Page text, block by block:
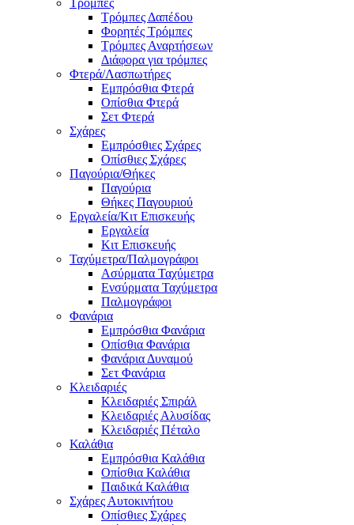
Τρόμπες
Τρόμπες Δαπέδου
Φορητές Τρόμπες
Τρόμπες Αναρτήσεων
Διάφορα για τρόμπες
Φτερά/Λασπωτήρες
Εμπρόσθια Φτερά
Οπίσθια Φτερά
Σετ Φτερά
Σχάρες
Εμπρόσθιες Σχάρες
Οπίσθιες Σχάρες
Παγούρια/Θήκες
Παγούρια
Θήκες Παγουριού
Εργαλεία/Κιτ Επισκευής
Εργαλεία
Κιτ Επισκευής
Ταχύμετρα/Παλμογράφοι
Ασύρματα Ταχύμετρα
Ενσύρματα Ταχύμετρα
Παλμογράφοι
Φανάρια
Εμπρόσθια Φανάρια
Οπίσθια Φανάρια
Φανάρια Δυναμού
Σετ Φανάρια
Κλειδαριές
Κλειδαριές Σπιράλ
Κλειδαριές Αλυσίδας
Κλειδαριές Πέταλο
Καλάθια
Εμπρόσθια Καλάθια
Οπίσθια Καλάθια
Παιδικά Καλάθια
Σχάρες Αυτοκινήτου
Οπίσθιες Σχάρες